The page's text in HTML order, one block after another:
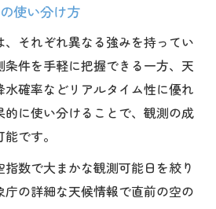
使い分け方
それぞれ異なる強みを持ってい
条件を手軽に把握できる一方、天
確率などリアルタイム性に優れ
に使い分けることで、観測の成
です。
数で大まかな観測可能日を絞り
の詳細な天候情報で直前の空の